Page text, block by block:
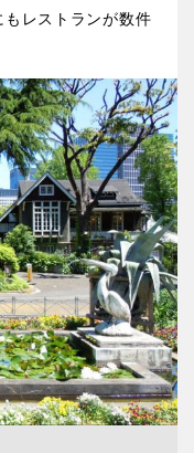
レストランが数件